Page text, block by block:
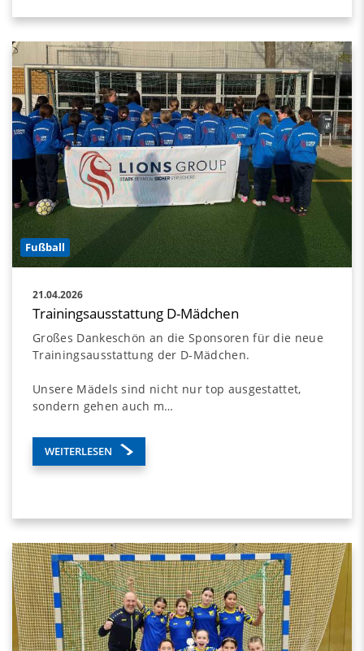
Fußball
21.04.2026
Trainingsausstattung D-Mädchen
Großes Dankeschön an die Sponsoren für die neue
Trainingsausstattung der D-Mädchen.
Unsere Mädels sind nicht nur top ausgestattet,
sondern gehen auch m…
WEITERLESEN